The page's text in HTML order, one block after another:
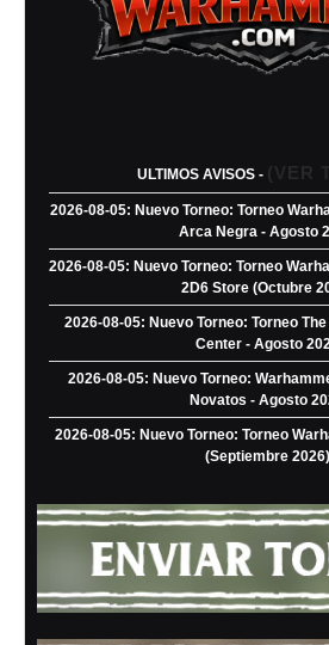
ULTIMOS AVISOS - (VER
2026-08-05: Nuevo Torneo: Torneo
Arca Negra - Agosto
2026-08-05: Nuevo Torneo: Torneo
2D6 Store (Octubre
2026-08-05: Nuevo Torneo: Torneo
Center - Agosto
2026-08-05: Nuevo Torneo:
Novatos - Agosto
2026-08-05: Nuevo Torneo: Torneo
(Septiembre 2026)